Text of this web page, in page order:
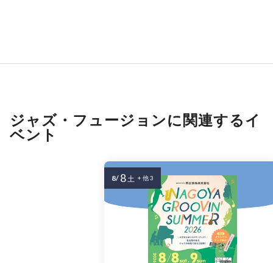
ジャズ・フュージョンに関連するイ
ベント
8/ 8土 + 他 3